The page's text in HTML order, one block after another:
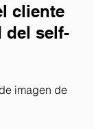
cliente
del self-
imagen de